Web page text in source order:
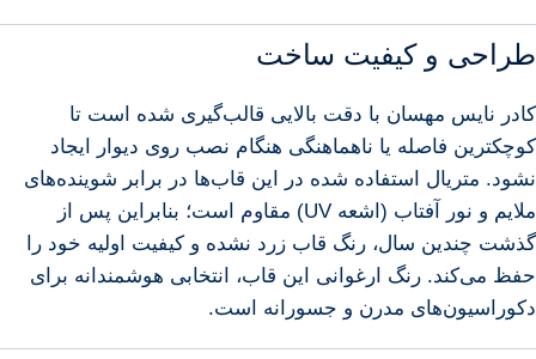
طراحی و کیفیت ساخت
کادر نایس مهسان با دقت بالایی قالب‌گیری شده است تا
کوچکترین فاصله یا ناهماهنگی هنگام نصب روی دیوار ایجاد
نشود. متریال استفاده شده در این قاب‌ها در برابر شوینده‌های
ملایم و نور آفتاب (اشعه UV) مقاوم است؛ بنابراین پس از
گذشت چندین سال، رنگ قاب زرد نشده و کیفیت اولیه خود را
حفظ می‌کند. رنگ ارغوانی این قاب، انتخابی هوشمندانه برای
دکوراسیون‌های مدرن و جسورانه است.